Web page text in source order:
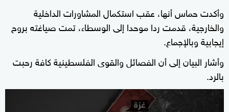
وأكدت حماس أنها، عقب استكمال المشاورات الداخلية
والخارجية، قدمت ردا موحدا إلى الوسطاء، تمت صياغته بروح
إيجابية وبالإجماع.
وأشار البيان إلى أن الفصائل والقوى الفلسطينية كافة رحبت
بالرد.